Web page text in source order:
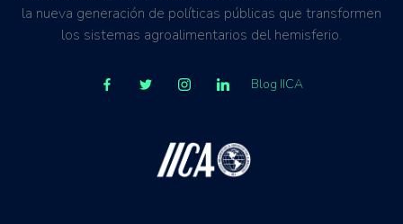
la nueva generación de políticas públicas que transformen
los sistemas agroalimentarios del hemisferio.
Blog IICA